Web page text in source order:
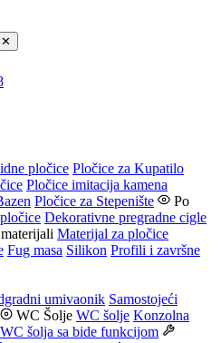
✕
pločice Pločice za Kupatilo
Pločice imitacija kamena
Pločice za Stepenište
Po
Dekorativne pregradne cigle
Materijal za pločice
Fug masa Silikon Profili i završne
umivaonik Samostojeći
WC Šolje WC šolje Konzolna
WC šolja sa bide funkcijom